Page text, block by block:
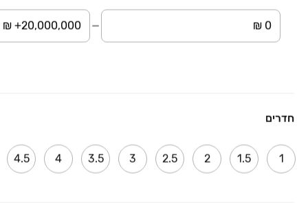
חדרים
1
1.5
2
2.5
3
3.5
4
4.5
במבצע